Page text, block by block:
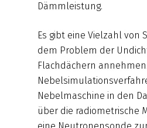
Dämmleistung.
Es gibt eine Vielzahl von
dem Problem der
Flachdächern
Nebelmaschine in den
über die radiometrische